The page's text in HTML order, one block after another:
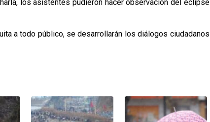
los asistentes pudieron hacer observación del eclipse
a todo público, se desarrollarán los diálogos ciudadanos